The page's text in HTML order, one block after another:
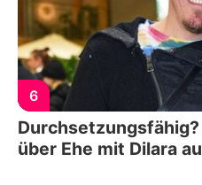
6
über Ehe mit Dilara